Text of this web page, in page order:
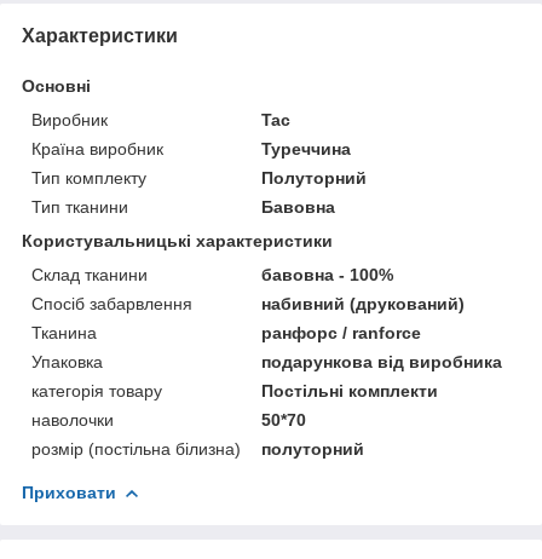
Характеристики
Основні
Виробник
Tac
Країна виробник
Туреччина
Тип комплекту
Полуторний
Тип тканини
Бавовна
Користувальницькі характеристики
Склад тканини
бавовна - 100%
Спосіб забарвлення
набивний (друкований)
Тканина
ранфорс / ranforce
Упаковка
подарункова від виробника
категорія товару
Постільні комплекти
наволочки
50*70
розмір (постільна білизна)
полуторний
Приховати